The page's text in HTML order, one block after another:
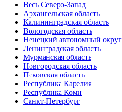
Весь Северо-Запад
Архангельская область
Калининградская область
Вологодская область
Ненецкий автономный округ
Ленинградская область
Мурманская область
Новгородская область
Псковская область
Республика Карелия
Республика Коми
Санкт-Петербург